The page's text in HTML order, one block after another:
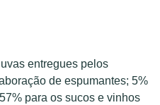
entregues pelos
de espumantes; 5%
para os sucos e vinhos